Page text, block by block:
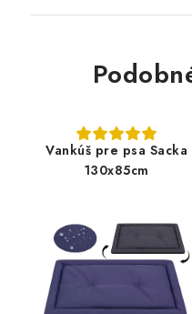
Vankúš pre psa Sacka
130x85cm